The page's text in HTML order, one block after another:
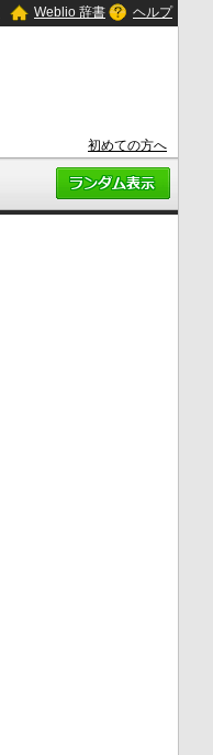
Weblio 辞書 ヘルプ
初めての方へ